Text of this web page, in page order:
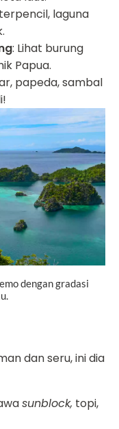
laguna
: Lihat burung
Papua.
papeda, sambal
dengan gradasi
dan seru, ini dia
sunblock, topi,